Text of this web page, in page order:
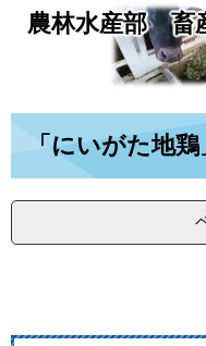
へ
農林水産部 畜
「にいがた地